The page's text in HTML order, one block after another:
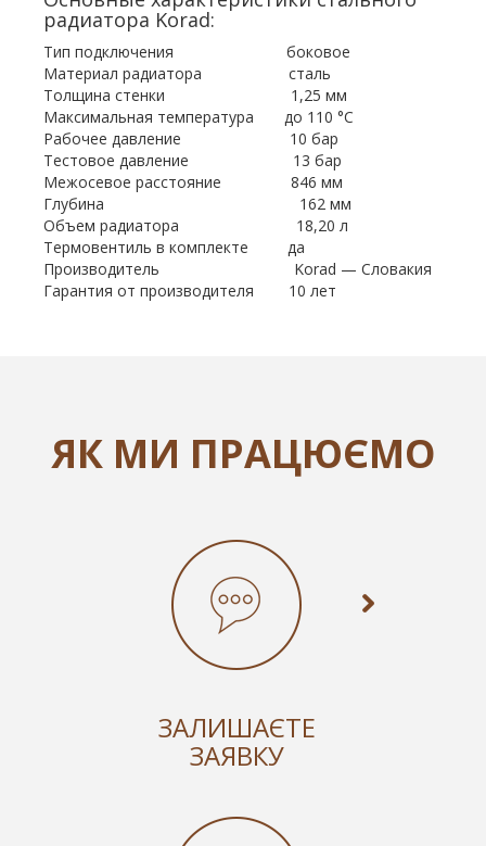
радиатора Korad:
Тип подключения боковое
Материал радиатора сталь
Толщина стенки 1,25 мм
Максимальная температура до 110 °С
Рабочее давление 10 бар
Тестовое давление 13 бар
Межосевое расстояние 846 мм
Глубина 162 мм
Объем радиатора 18,20 л
Термовентиль в комплекте да
Производитель Korad — Словакия
Гарантия от производителя 10 лет
ЯК МИ ПРАЦЮЄМО
ЗАЛИШАЄТЕ
ЗАЯВКУ